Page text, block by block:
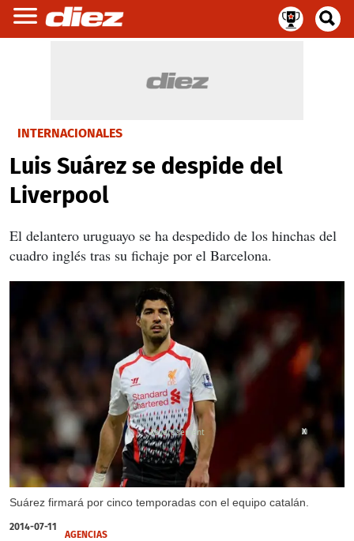
INTERNACIONALES
Luis Suárez se despide del
Liverpool
El delantero uruguayo se ha despedido de los hinchas del
cuadro inglés tras su fichaje por el Barcelona.
Suárez firmará por cinco temporadas con el equipo catalán.
X
2014-07-11
AGENCIAS